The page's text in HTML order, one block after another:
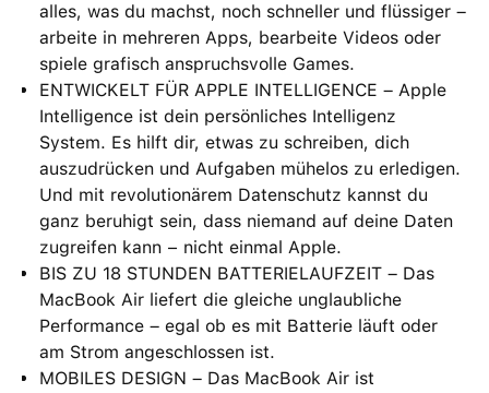
alles, was du machst, noch schneller und flüssiger –
arbeite in mehreren Apps, bearbeite Videos oder
spiele grafisch anspruchsvolle Games.
ENTWICKELT FÜR APPLE INTELLIGENCE – Apple
Intelligence ist dein persönliches Intelligenz
System. Es hilft dir, etwas zu schreiben, dich
auszudrücken und Aufgaben mühelos zu erledigen.
Und mit revolutionärem Datenschutz kannst du
ganz beruhigt sein, dass niemand auf deine Daten
zugreifen kann − nicht einmal Apple.
BIS ZU 18 STUNDEN BATTERIELAUFZEIT – Das
MacBook Air liefert die gleiche unglaubliche
Performance – egal ob es mit Batterie läuft oder
am Strom angeschlossen ist.
MOBILES DESIGN – Das MacBook Air ist